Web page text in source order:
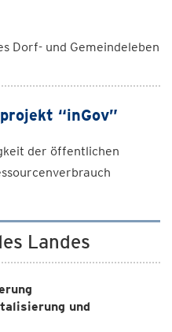
Dorf- und Gemeindeleben
“inGov”
der öffentlichen
Landes
und